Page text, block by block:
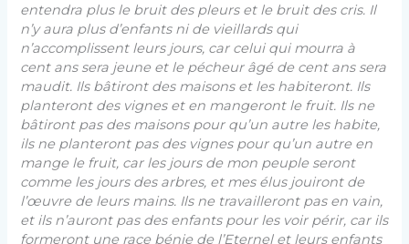
entendra plus le bruit des pleurs et le bruit des cris. Il
n’y aura plus d’enfants ni de vieillards qui
n’accomplissent leurs jours, car celui qui mourra à
cent ans sera jeune et le pécheur âgé de cent ans sera
maudit. Ils bâtiront des maisons et les habiteront. Ils
planteront des vignes et en mangeront le fruit. Ils ne
bâtiront pas des maisons pour qu’un autre les habite,
ils ne planteront pas des vignes pour qu’un autre en
mange le fruit, car les jours de mon peuple seront
comme les jours des arbres, et mes élus jouiront de
l’œuvre de leurs mains. Ils ne travailleront pas en vain,
et ils n’auront pas des enfants pour les voir périr, car ils
formeront une race bénie de l’Eternel et leurs enfants